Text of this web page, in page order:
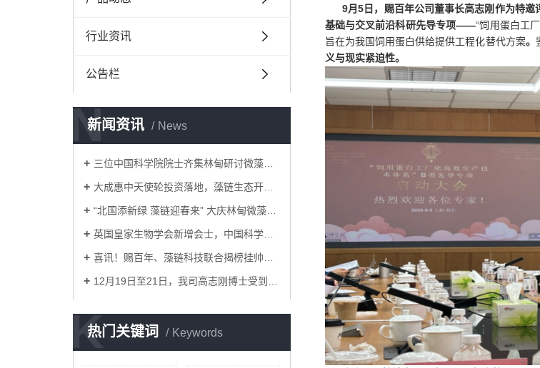
行业资讯
公告栏
新闻资讯 News
N
三位中国科学院院士齐集林甸研讨微藻资源化利用
大成惠中天使轮投资落地，藻链生态开启绿色发展新征…
“北国添新绿 藻链迎春来” 大庆林甸微藻项目核心…
英国皇家生物学会新增会士，中国科学家高志刚荣获殊…
喜讯！赐百年、藻链科技联合揭榜挂帅项目落定
12月19日至21日，我司高志刚博士受到农业农村部的诚…
热门关键词 Keywords
K
9月5日，赐百年公司董事长高志刚 作为特邀
基础与交叉前沿科研先导专项——“饲用蛋白工
旨在为我国饲用蛋白供给提供工程化替代方案。
义与现实紧迫性。